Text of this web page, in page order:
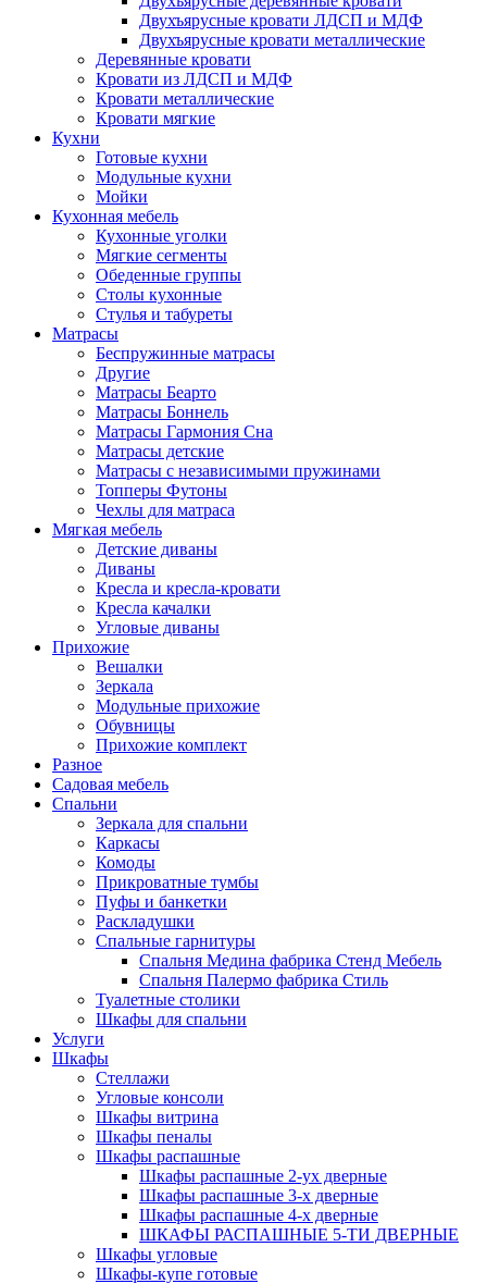
Двухъярусные кровати ЛДСП и МДФ
Двухъярусные кровати металлические
Деревянные кровати
Кровати из ЛДСП и МДФ
Кровати металлические
Кровати мягкие
Кухни
Готовые кухни
Модульные кухни
Мойки
Кухонная мебель
Кухонные уголки
Мягкие сегменты
Обеденные группы
Столы кухонные
Стулья и табуреты
Матрасы
Беспружинные матрасы
Другие
Матрасы Беарто
Матрасы Боннель
Матрасы Гармония Сна
Матрасы детские
Матрасы с независимыми пружинами
Топперы Футоны
Чехлы для матраса
Мягкая мебель
Детские диваны
Диваны
Кресла и кресла-кровати
Кресла качалки
Угловые диваны
Прихожие
Вешалки
Зеркала
Модульные прихожие
Обувницы
Прихожие комплект
Разное
Садовая мебель
Спальни
Зеркала для спальни
Каркасы
Комоды
Прикроватные тумбы
Пуфы и банкетки
Раскладушки
Спальные гарнитуры
Спальня Медина фабрика Стенд Мебель
Спальня Палермо фабрика Стиль
Туалетные столики
Шкафы для спальни
Услуги
Шкафы
Стеллажи
Угловые консоли
Шкафы витрина
Шкафы пеналы
Шкафы распашные
Шкафы распашные 2-ух дверные
Шкафы распашные 3-х дверные
Шкафы распашные 4-х дверные
ШКАФЫ РАСПАШНЫЕ 5-ТИ ДВЕРНЫЕ
Шкафы угловые
Шкафы-купе готовые